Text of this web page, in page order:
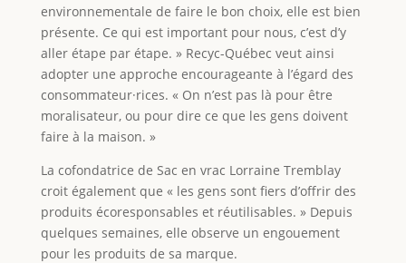
environnementale de faire le bon choix, elle est bien
présente. Ce qui est important pour nous, c’est d’y
aller étape par étape. » Recyc-Québec veut ainsi
adopter une approche encourageante à l’égard des
consommateur·rices. « On n’est pas là pour être
moralisateur, ou pour dire ce que les gens doivent
faire à la maison. »
La cofondatrice de Sac en vrac Lorraine Tremblay
croit également que « les gens sont fiers d’offrir des
produits écoresponsables et réutilisables. » Depuis
quelques semaines, elle observe un engouement
pour les produits de sa marque.